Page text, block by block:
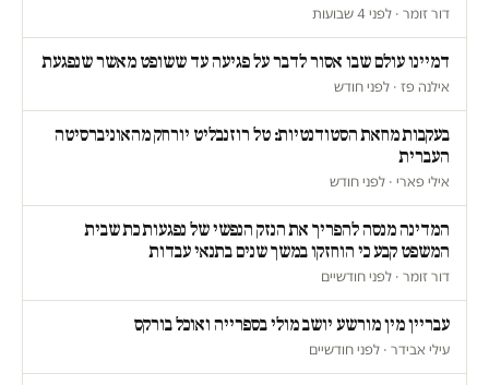
דור זומר · לפני 4 שבועות
דמיינו עולם שבו אסור לדבר על פגיעה עד ששופט מאשר שנפגעת
אילנה פז · לפני חודש
בעקבות מחאת הסטודנטיות: טל רוזנבליט יורחק מהאוניברסיטה
העברית
אילי פארי · לפני חודש
המדינה מנסה להפריך את הנזק הנפשי של נפגעות כת שבית
המשפט קבע כי הוחזקו במשך שנים בתנאי עבדות
דור זומר · לפני חודשיים
עבריין מין מורשע יושב מולי בספרייה ואוכל בורקס
עילי אבידר · לפני חודשיים